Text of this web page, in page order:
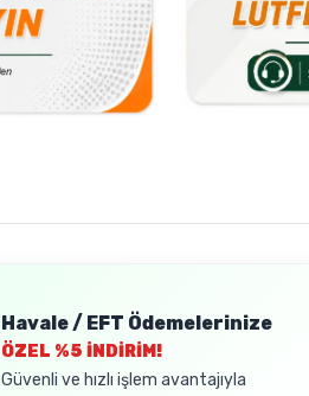
Havale / EFT Ödemelerinize
ÖZEL %5 İNDİRİM!
Güvenli ve hızlı işlem avantajıyla